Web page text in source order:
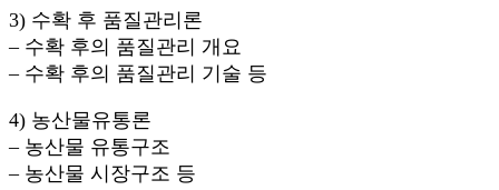
3) 수확 후 품질관리론
– 수확 후의 품질관리 개요
– 수확 후의 품질관리 기술 등
4) 농산물유통론
– 농산물 유통구조
– 농산물 시장구조 등